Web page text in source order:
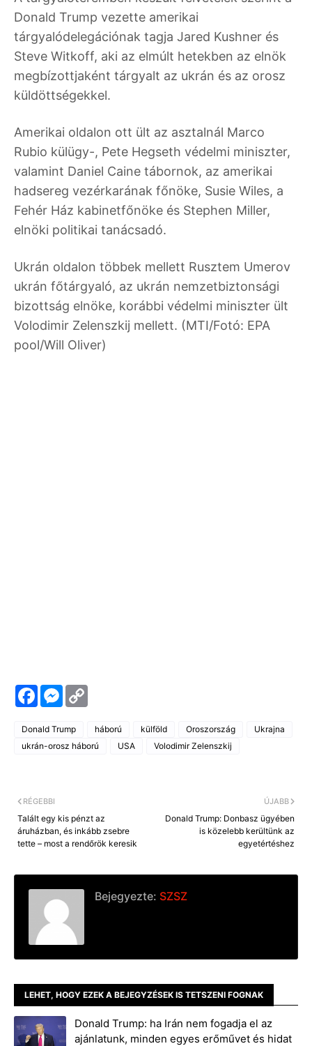
Donald Trump vezette amerikai
tárgyalódelegációnak tagja Jared Kushner és
Steve Witkoff, aki az elmúlt hetekben az elnök
megbízottjaként tárgyalt az ukrán és az orosz
küldöttségekkel.
Amerikai oldalon ott ült az asztalnál Marco
Rubio külügy-, Pete Hegseth védelmi miniszter,
valamint Daniel Caine tábornok, az amerikai
hadsereg vezérkarának főnöke, Susie Wiles, a
Fehér Ház kabinetfőnöke és Stephen Miller,
elnöki politikai tanácsadó.
Ukrán oldalon többek mellett Rusztem Umerov
ukrán főtárgyaló, az ukrán nemzetbiztonsági
bizottság elnöke, korábbi védelmi miniszter ült
Volodimir Zelenszkij mellett. (MTI/Fotó: EPA
pool/Will Oliver)
F
a
c
e
b
o
M
e
s
e
n i
Donald Trump háború külföld Oroszország
Ukrajna
ukrán-orosz háború
USA Volodimir Zelenszkij
ÚJABB
Donald Trump: Donbasz ügyében
is közelebb kerültünk az
egyetértéshez
RÉGEBBI
Talált egy kis pénzt az
áruházban, és inkább zsebre
tette – most a rendőrök keresik
Bejegyezte: SZSZ
LEHET, HOGY EZEK A BEJEGYZÉSEK IS TETSZENI FOGNAK
Donald Trump: ha Irán nem fogadja el az
ajánlatunk, minden egyes erőművet és hidat